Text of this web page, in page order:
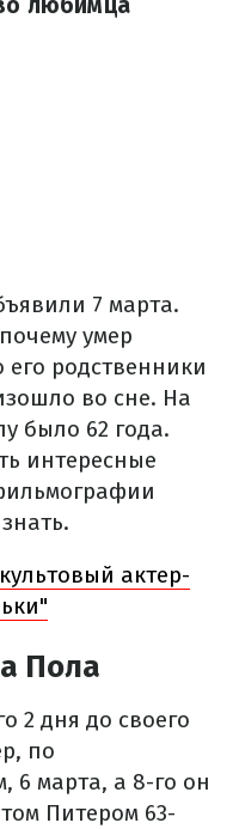
7 марта.
умер
его родственники
во сне. На
было 62 года.
интересные
актер-
Пола
2 дня до своего
по
марта, а 8-го он
Питером 63-